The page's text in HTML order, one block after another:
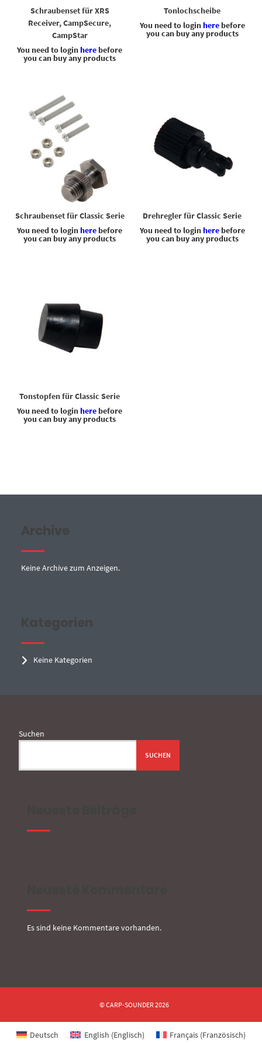
Schraubenset für XRS
Receiver, CampSecure,
CampStar
You need to loginhere before
you can buy any products
Tonlochscheibe
You need to loginherebefore
you can buy any products
Schraubenset für Classic Serie
You need to loginhere before
you can buy any products
Drehregler für Classic Serie
You need to loginherebefore
you can buy any products
Tonstopfen für Classic Serie
You need to loginhere before
you can buy any products
Archive
Keine Archive zum Anzeigen.
Kategorien
Keine Kategorien
Suchen
SUCHEN
Es sind keine Kommentare vorhanden.
© CARP-SOUNDER 2026
Deutsch English (Englisch) Français (Französisch)